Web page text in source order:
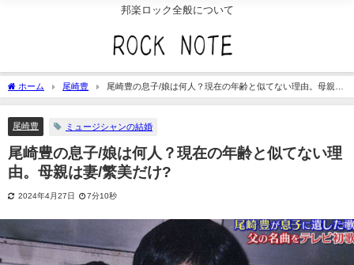
邦楽ロック全般について
ホーム 尾崎豊
尾崎豊の息子/娘は何人？現在の年齢と似てない理由。母親は
妻/繁美だけ?
尾崎豊 ミュージシャンの結婚
尾崎豊の息子/娘は何人？現在の年齢と似てない理
由。母親は妻/繁美だけ?
2024年4月27日 7分10秒